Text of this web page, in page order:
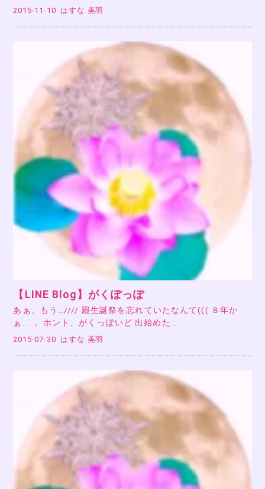
2015-11-10 はすな 美羽
【LINE Blog】がくぽっぽ
あぁ、もう…//// 殿生誕祭を忘れていたなんて((( ８年か
ぁ……。ホント、がくっぽいど 出始めた…
2015-07-30 はすな 美羽